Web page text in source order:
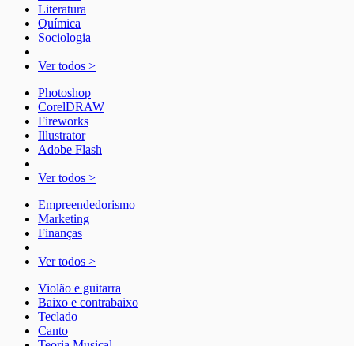
Literatura
Química
Sociologia
Ver todos >
Photoshop
CorelDRAW
Fireworks
Illustrator
Adobe Flash
Ver todos >
Empreendedorismo
Marketing
Finanças
Ver todos >
Violão e guitarra
Baixo e contrabaixo
Teclado
Canto